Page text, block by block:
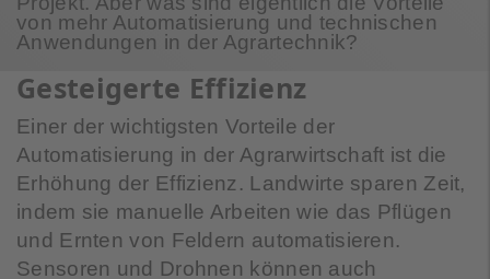
von mehr Automatisierung und technischen
Anwendungen in der Agrartechnik?
Gesteigerte Effizienz
Einer der wichtigsten Vorteile der
Automatisierung in der Agrarwirtschaft ist die
Erhöhung der Effizienz. Landwirte sparen Zeit,
indem sie manuelle Arbeiten wie das Pflügen
und Ernten von Feldern automatisieren.
Sensoren und Drohnen können auch